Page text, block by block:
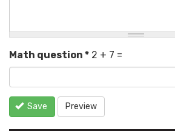
Math question * 2 + 7 =
Save Preview